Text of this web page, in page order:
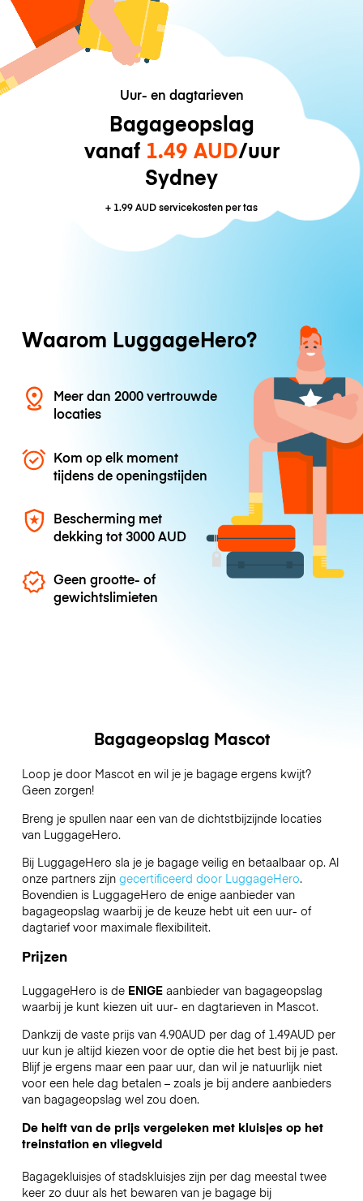
Uur- en dagtarieven
Bagageopslag
vanaf 1.49 AUD/uur
Sydney
+ 1.99 AUDservicekosten per tas
Waarom LuggageHero?
Meer dan 2000 vertrouwde
locaties
Kom op elk moment
tijdens de openingstijden
Bescherming met
dekking tot3000 AUD
Geen grootte- of
gewichtslimieten
Bagageopslag Mascot
Loop je door Mascot en wil je je bagage ergens kwijt?
Geen zorgen!
Breng je spullen naar een van de dichtstbijzijnde locaties
van LuggageHero.
Bij LuggageHero sla je je bagage veilig en betaalbaar op. Al
onze partners zijn gecertificeerd door LuggageHero.
Bovendien is LuggageHero de enige aanbieder van
bagageopslag waarbij je de keuze hebt uit een uur- of
dagtarief voor maximale flexibiliteit.
Prijzen
LuggageHero is de ENIGEaanbieder van bagageopslag
waarbij je kunt kiezen uit uur- en dagtarieven in Mascot.
Dankzij de vaste prijs van 4.90AUD per dag of 1.49AUD per
uur kun je altijd kiezen voor de optie die het best bij je past.
Blijf je ergens maar een paar uur, dan wil je natuurlijk niet
voor een hele dag betalen – zoals je bij andere aanbieders
van bagageopslag wel zou doen.
De helft van de prijs vergeleken met kluisjes op het
treinstation en vliegveld
Bagagekluisjes of stadskluisjes zijn per dag meestal twee
keer zo duur als het bewaren van je bagage bij